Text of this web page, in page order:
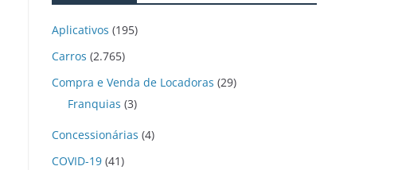
Aplicativos (195)
Carros (2.765)
Compra e Venda de Locadoras (29)
Franquias (3)
Concessionárias (4)
COVID-19 (41)